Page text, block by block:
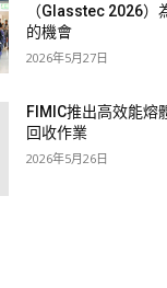
（Glasstec 2026）
的機會
2026年5月27日
FIMIC推出高效能熔
回收作業
2026年5月26日